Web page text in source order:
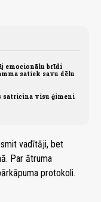
emocionālu brīdi
satiek savu dēlu
satricina visu ģimeni
vadītāji, bet
Par ātruma
protokoli.